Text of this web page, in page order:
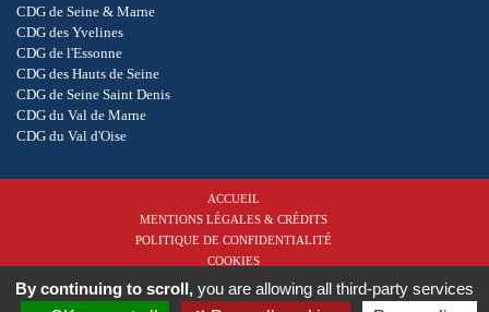
CDG de Seine & Marne
CDG des Yvelines
CDG de l'Essonne
CDG des Hauts de Seine
CDG de Seine Saint Denis
CDG du Val de Marne
CDG du Val d'Oise
ACCUEIL
MENTIONS LÉGALES & CRÉDITS
POLITIQUE DE CONFIDENTIALITÉ
COOKIES
Copyright © 2026 - Ligue de Golf Paris - Île de France. Tous droits réservés.Réalisation
By continuing to scroll, you are allowing all third-party services